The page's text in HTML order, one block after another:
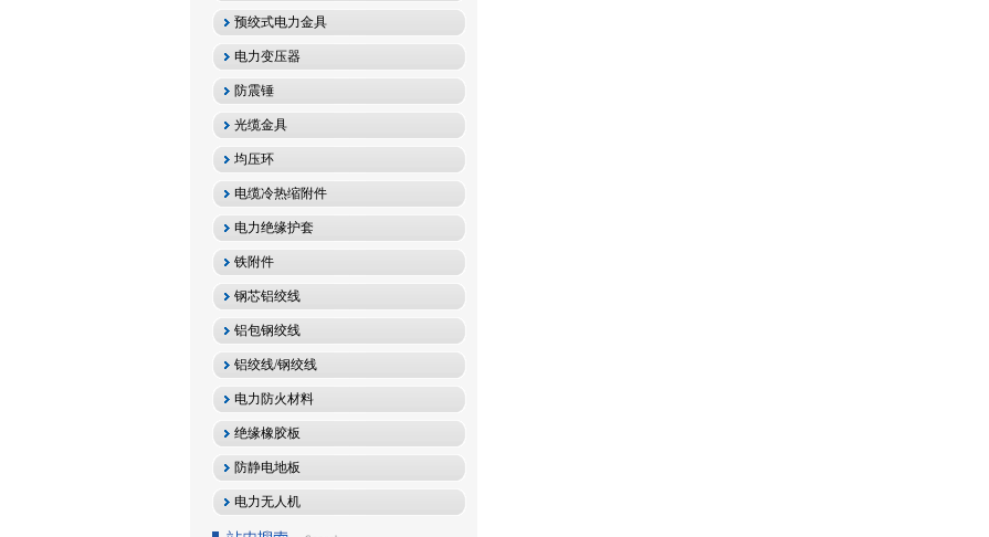
预绞式电力金具
电力变压器
防震锤
光缆金具
均压环
电缆冷热缩附件
电力绝缘护套
铁附件
钢芯铝绞线
铝包钢绞线
铝绞线/钢绞线
电力防火材料
绝缘橡胶板
防静电地板
电力无人机